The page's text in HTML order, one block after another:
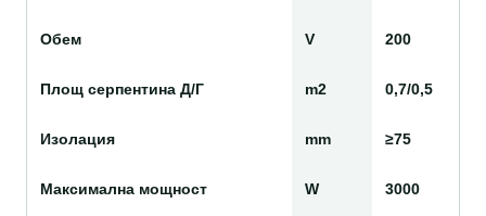
Обем V 200
Площ серпентина Д/Г m2 0,7/0,5
Изолация mm ≥75
Максимална мощност W 3000